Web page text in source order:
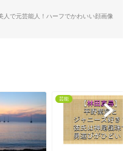
人で元芸能人！ハーフでかわいい顔画像
芸能